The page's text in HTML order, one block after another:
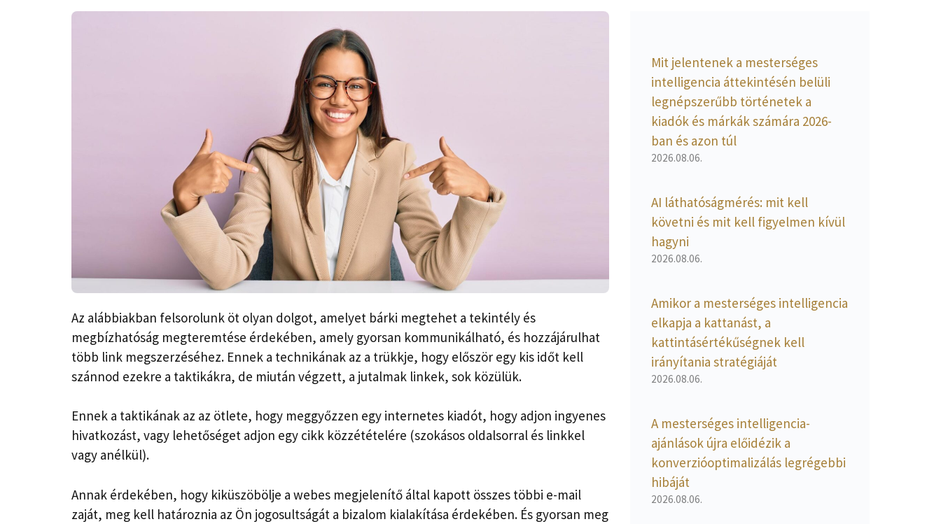
Az alábbiakban felsorolunk öt olyan dolgot, amelyet bárki megtehet a tekintély és
megbízhatóság megteremtése érdekében, amely gyorsan kommunikálható, és hozzájárulhat
több link megszerzéséhez. Ennek a technikának az a trükkje, hogy először egy kis időt kell
szánnod ezekre a taktikákra, de miután végzett, a jutalmak linkek, sok közülük.
Ennek a taktikának az az ötlete, hogy meggyőzzen egy internetes kiadót, hogy adjon ingyenes
hivatkozást, vagy lehetőséget adjon egy cikk közzétételére (szokásos oldalsorral és linkkel
vagy anélkül).
Annak érdekében, hogy kiküszöbölje a webes megjelenítő által kapott összes többi e-mail
zaját, meg kell határoznia az Ön jogosultságát a bizalom kialakítása érdekében. És gyorsan meg
Mit jelentenek a mesterséges
intelligencia áttekintésén belüli
legnépszerűbb történetek a
kiadók és márkák számára 2026-
ban és azon túl
2026.08.06.
AI láthatóságmérés: mit kell
követni és mit kell figyelmen kívül
hagyni
2026.08.06.
Amikor a mesterséges intelligencia
elkapja a kattanást, a
kattintásértékűségnek kell
irányítania stratégiáját
2026.08.06.
A mesterséges intelligencia-
ajánlások újra előidézik a
konverzióoptimalizálás legrégebbi
hibáját
2026.08.06.